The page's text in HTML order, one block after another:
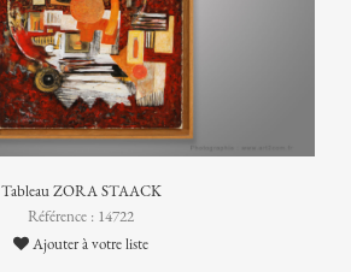
Tableau ZORA STAACK
Référence : 14722
Ajouter à votre liste